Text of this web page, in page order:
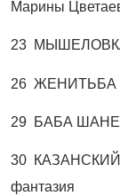
Марины
23
26 ЖЕНИТЬБА
29 БАБА
30 КАЗАНСКИЙ
фантазия